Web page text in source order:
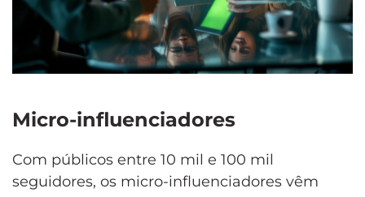
Micro-influenciadores
Com públicos entre 10 mil e 100 mil
seguidores, os micro-influenciadores vêm